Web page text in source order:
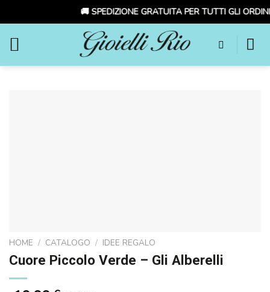
🚚 SPEDIZIONE GRATUITA PER TUTTI GLI
HOME / CATALOGO / IDEE REGALO
Cuore Piccolo Verde – Gli Alberelli